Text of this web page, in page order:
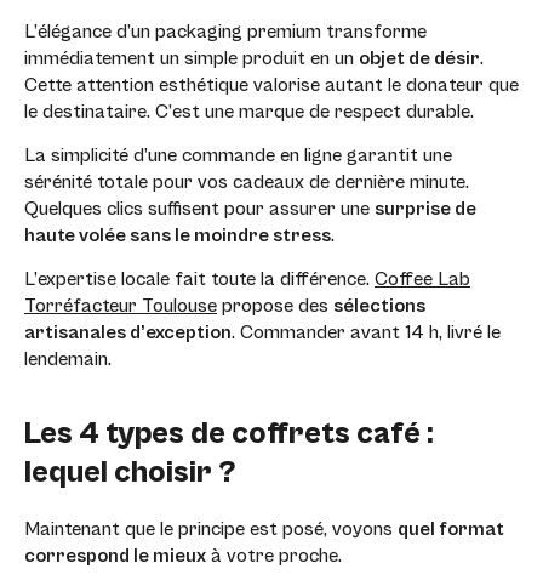
L’élégance d’un packaging premium transforme
immédiatement un simple produit en un objet de désir.
Cette attention esthétique valorise autant le donateur que
le destinataire. C’est une marque de respect durable.
La simplicité d’une commande en ligne garantit une
sérénité totale pour vos cadeaux de dernière minute.
Quelques clics suffisent pour assurer une surprise de
haute volée sans le moindre stress.
L’expertise locale fait toute la différence. Coffee Lab
Torréfacteur Toulouse propose des sélections
artisanales d’exception. Commander avant 14 h, livré le
lendemain.
Les 4 types de coffrets café :
lequel choisir ?
Maintenant que le principe est posé, voyons quel format
correspond le mieux à votre proche.